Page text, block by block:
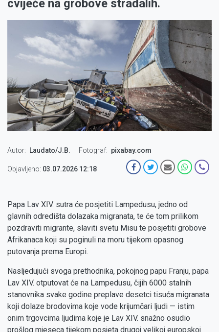
cvijeće na grobove stradalih.
Autor Laudato/J.B. Fotograf pixabay.com
Objavljeno: 03.07.2026 12:18
Papa Lav XIV. sutra će posjetiti Lampedusu, jedno od
glavnih odredišta dolazaka migranata, te će tom prilikom
pozdraviti migrante, slaviti svetu Misu te posjetiti grobove
Afrikanaca koji su poginuli na moru tijekom opasnog
putovanja prema Europi.
Nasljedujući svoga prethodnika, pokojnog papu Franju, papa
Lav XIV. otputovat će na Lampedusu, čijih 6000 stalnih
stanovnika svake godine preplave desetci tisuća migranata
koji dolaze brodovima koje vode krijumčari ljudi — istim
onim trgovcima ljudima koje je Lav XIV. snažno osudio
prošlog mjeseca tijekom posjeta drugoj velikoj europskoj